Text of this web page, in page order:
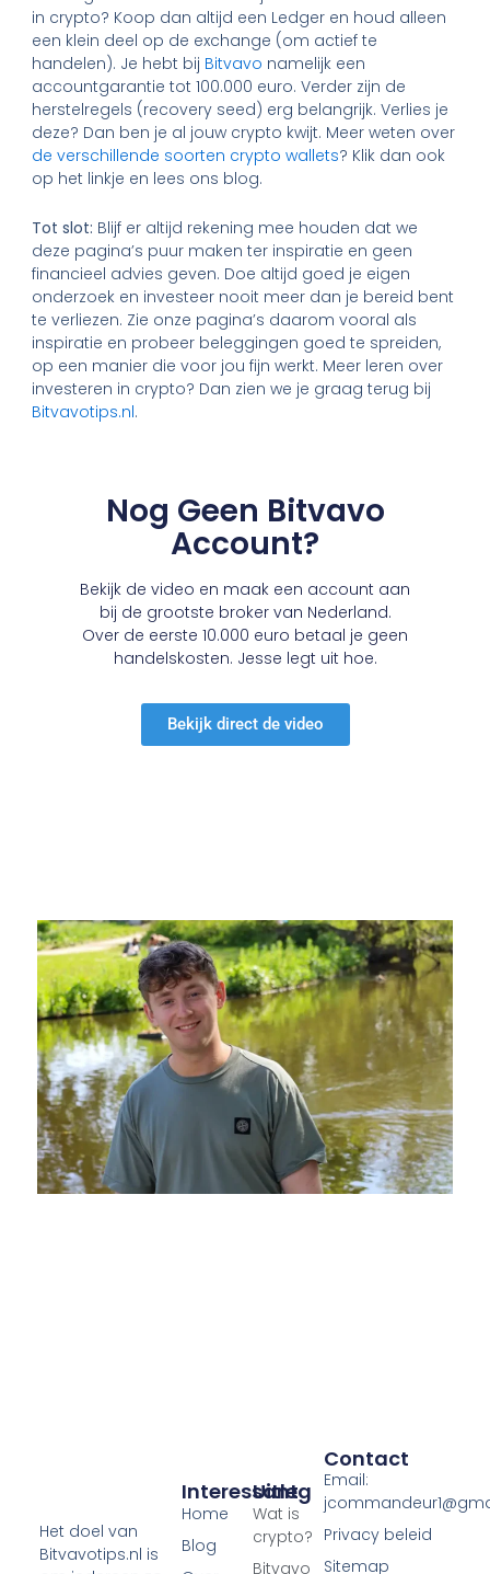
in crypto? Koop dan altijd een Ledger en houd alleen
een klein deel op de exchange (om actief te
handelen). Je hebt bij Bitvavo namelijk een
accountgarantie tot 100.000 euro. Verder zijn de
herstelregels (recovery seed) erg belangrijk. Verlies je
deze? Dan ben je al jouw crypto kwijt. Meer weten over
de verschillende soorten crypto wallets? Klik dan ook
op het linkje en lees ons blog.
Tot slot: Blijf er altijd rekening mee houden dat we
deze pagina’s puur maken ter inspiratie en geen
financieel advies geven. Doe altijd goed je eigen
onderzoek en investeer nooit meer dan je bereid bent
te verliezen. Zie onze pagina’s daarom vooral als
inspiratie en probeer beleggingen goed te spreiden,
op een manier die voor jou fijn werkt. Meer leren over
investeren in crypto? Dan zien we je graag terug bij
Bitvavotips.nl.
Nog Geen Bitvavo
Account?
Bekijk de video en maak een account aan
bij de grootste broker van Nederland.
Over de eerste 10.000 euro betaal je geen
handelskosten. Jesse legt uit hoe.
Bekijk direct de video
Het doel van
Bitvavotips.nl is
Uitleg
Wat is
crypto?
Bitvavo
Interessant
Home
Blog
Contact
Email:
Privacy beleid
Sitemap